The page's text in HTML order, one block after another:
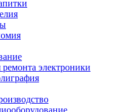
электроники